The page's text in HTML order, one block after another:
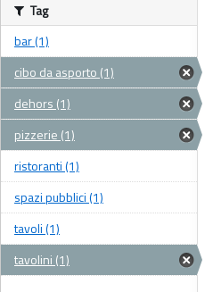
Tag
bar (1)
cibo da asporto (1)
dehors (1)
pizzerie (1)
ristoranti (1)
spazi pubblici (1)
tavoli (1)
tavolini (1)